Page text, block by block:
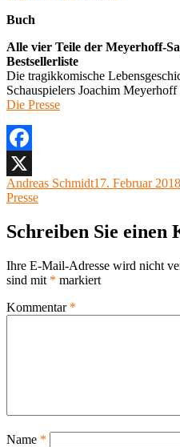
Buch
Alle vier Teile der Meyerhoff-
Bestsellerliste
Die tragikkomische
Schauspielers Joachim
Die Presse
Facebook
X
Autor
Andreas SchmidtVeröffentlicht
17. Februar 2018
Presse
Schreiben Sie einen
Ihre E-Mail-Adresse wird nicht
sind mit * markiert
Kommentar *
Name *